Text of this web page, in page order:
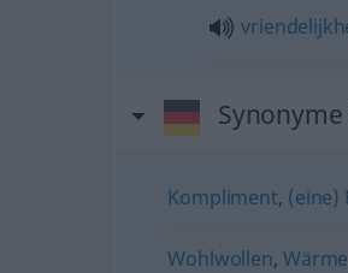
Kompliment, (eine)
Wohlwollen,Wärme